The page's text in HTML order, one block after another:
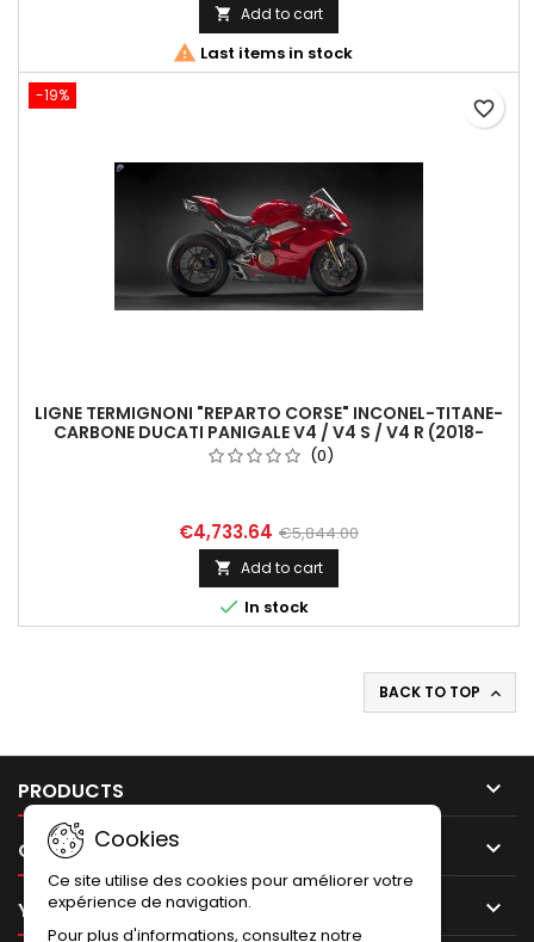
 Add to cart
 Last items in stock
-19%
LIGNE TERMIGNONI "REPARTO CORSE" INCONEL-TITANE-
CARBONE DUCATI PANIGALE V4 / V4 S / V4 R (2018-
2024)
(0)
€4,733.64 €5,844.00
 Add to cart
 In stock
favorite_border
BACK TO TOP 
PRODUCTS 
OUR COMPANY 
YOUR ACCOUNT 
Cookies
Ce site utilise des cookies pour améliorer votre
expérience de navigation.
Pour plus d'informations, consultez notre